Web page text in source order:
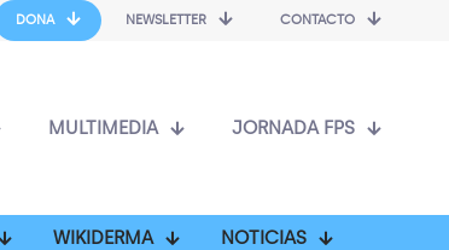
DONA NEWSLETTER CONTACTO
MULTIMEDIA JORNADA FPS
WIKIDERMA NOTICIAS